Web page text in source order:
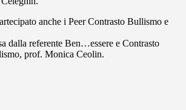
anche i Peer Contrasto Bullismo e
dalla referente Ben…essere e Contrasto
prof. Monica Ceolin.